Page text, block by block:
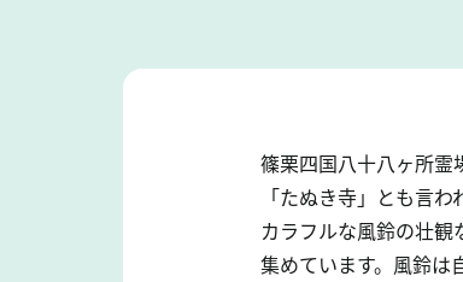
篠栗四国八十八ヶ所霊
「たぬき寺」とも言
カラフルな風鈴の壮
集めています。風鈴は